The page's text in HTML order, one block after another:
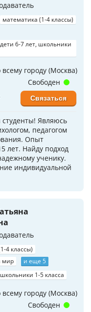
математика (1-4 классы)
6-7 лет, школьники
городу (Москва)
студенты! Являюсь
педагогом
Опыт
лет. Найду подход
ученику.
индивидуальной
Свободен
Связаться
4 классы)
мир
и еще 5
1-5 класса
городу (Москва)
Свободен